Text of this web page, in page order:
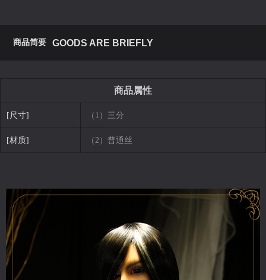
商品简要 GOODS ARE BRIEFLY
商品属性
[尺寸] （1）三分
[材质] （2）普通丝